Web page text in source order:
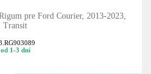
pre Ford Courier, 2013-2023,
Transit
od 1-3 dní